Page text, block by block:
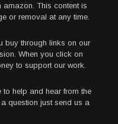
This content is
or removal at any time.
buy through links on our
When you click on
to support our work.
help and hear from the
question just send us a